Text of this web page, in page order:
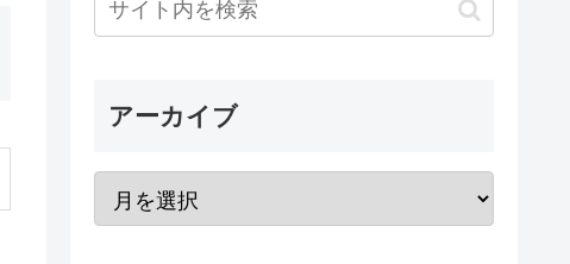
アーカイブ